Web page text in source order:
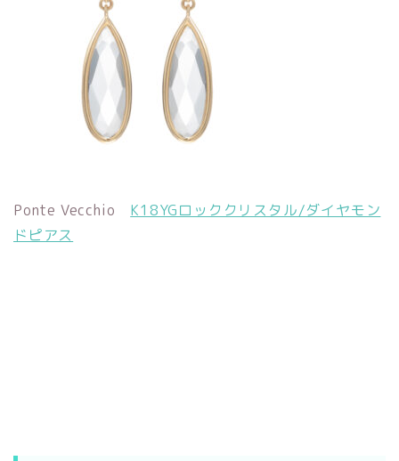
Ponte Vecchio K18YGロッククリスタル/ダイヤモン
ドピアス